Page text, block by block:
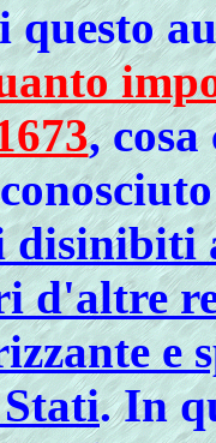
questo
, cosa
disinibiti
d'altre
e
. In